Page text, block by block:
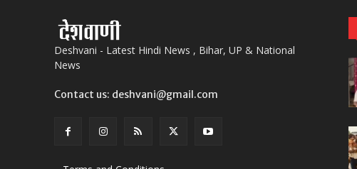
Deshvani - Latest Hindi News , Bihar, UP & National
News
Contact us: deshvani@gmail.com